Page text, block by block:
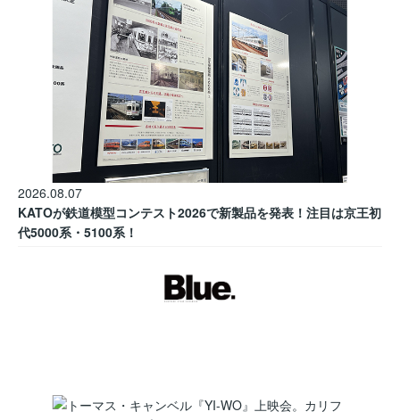
2026.08.07
KATOが鉄道模型コンテスト2026で新製品を発表！注目は京王初
代5000系・5100系！